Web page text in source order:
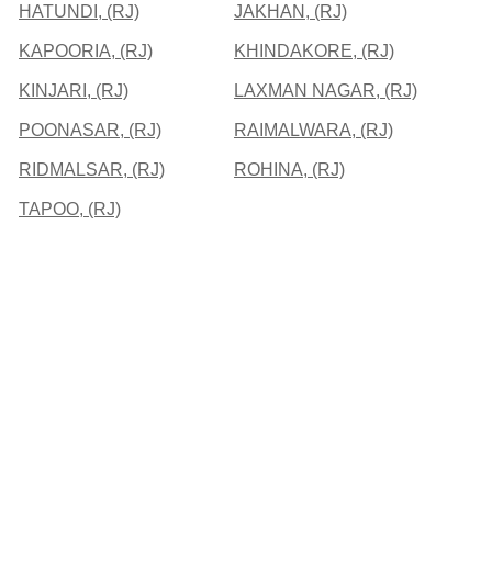
HATUNDI, (RJ) JAKHAN, (RJ)
KAPOORIA, (RJ) KHINDAKORE, (RJ)
KINJARI, (RJ) LAXMAN NAGAR, (RJ)
POONASAR, (RJ) RAIMALWARA, (RJ)
RIDMALSAR, (RJ) ROHINA, (RJ)
TAPOO, (RJ)